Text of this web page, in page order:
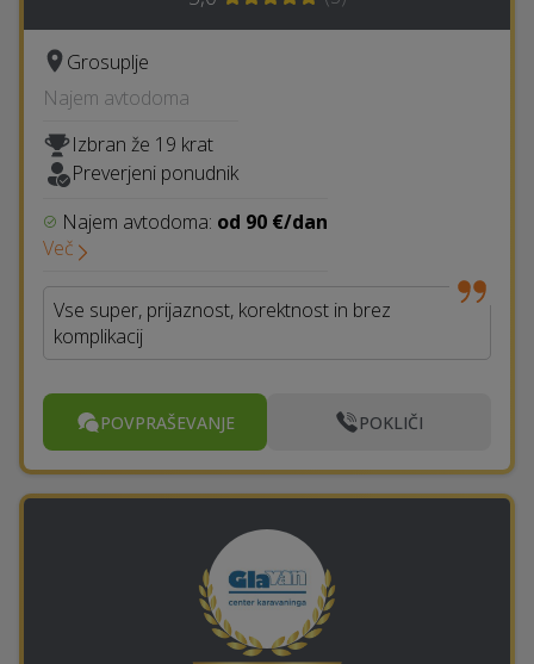
Grosuplje
Najem avtodoma
Izbran že 19 krat
Preverjeni ponudnik
Najem avtodoma: od 90 €/dan
Več
Vse super, prijaznost, korektnost in brez
komplikacij
POVPRAŠEVANJE POKLIČI